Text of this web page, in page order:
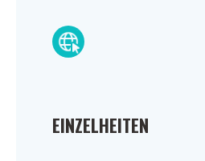
EINZELHEITEN